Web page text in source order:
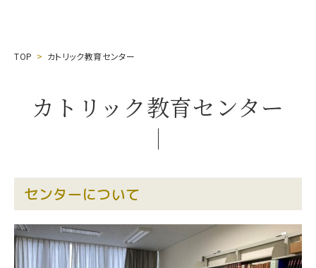
TOP カトリック教育センター
カトリック教育センター
センターについて